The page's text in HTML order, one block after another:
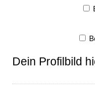
Dein Profilbild